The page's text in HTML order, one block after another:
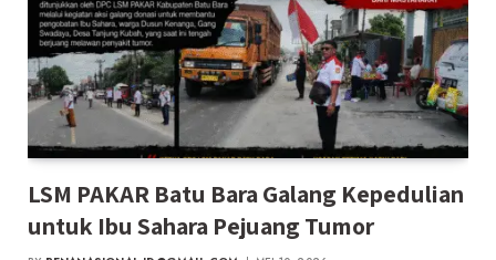
LSM PAKAR Batu Bara Galang Kepedulian
untuk Ibu Sahara Pejuang Tumor